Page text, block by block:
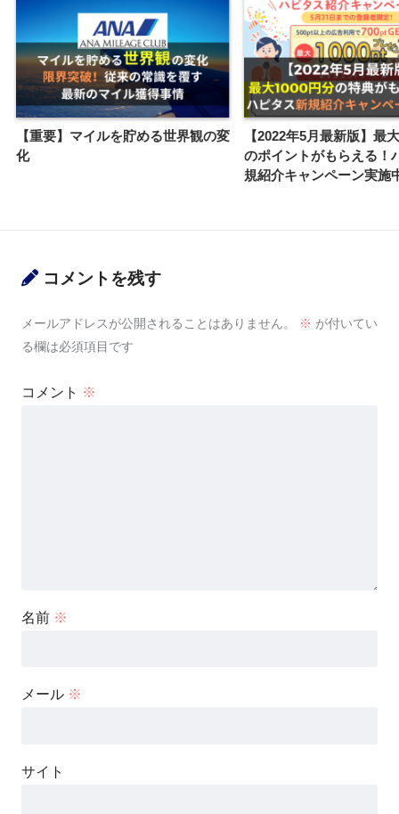
【重要】マイルを貯める世界観の変
化
【2022年5月最新版】最
のポイントがもらえる！
規紹介キャンペーン実施
コメントを残す
メールアドレスが公開されることはありません。 ※ が付いてい
る欄は必須項目です
コメント ※
名前 ※
メール ※
サイト